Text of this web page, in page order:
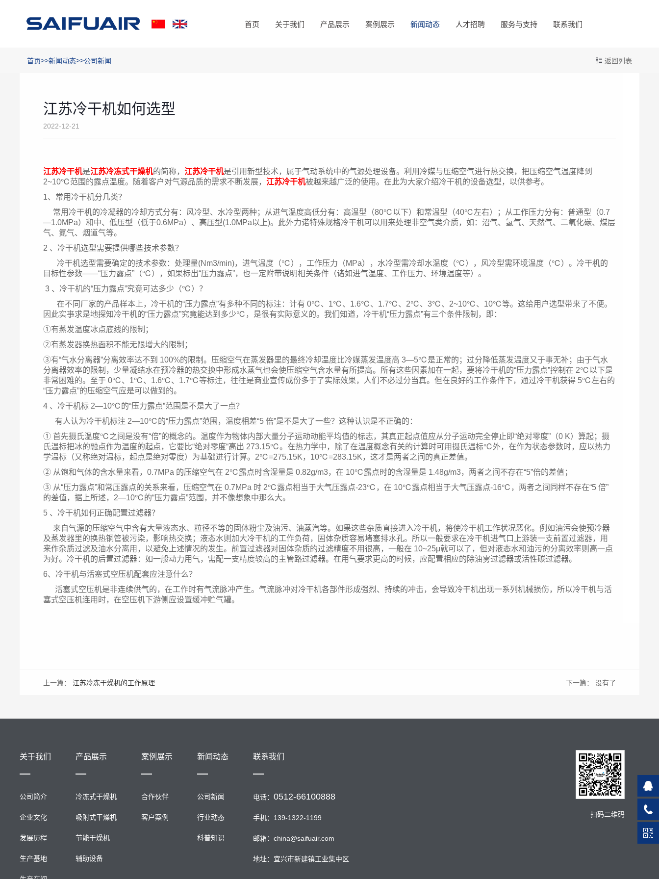
首页 关于我们 产品展示 案例展示 新闻动态 人才招聘 服务与支持 联系我们
首页>>新闻动态>>公司新闻 返回列表
江苏冷干机如何选型
2022-12-21
江苏冷干机是江苏冷冻式干燥机的简称，江苏冷干机是引用新型技术，属于气动系统中的气源处理设备。利用冷媒与压缩空气进行热交换，把压缩空气温度降到
2~10℃范围的露点温度。随着客户对气源品质的需求不断发展，江苏冷干机被越来越广泛的使用。在此为大家介绍冷干机的设备选型，以供参考。
1、常用冷干机分几类？
常用冷干机的冷凝器的冷却方式分有：风冷型、水冷型两种；从进气温度高低分有：高温型（80℃以下）和常温型（40℃左右）；从工作压力分有：普通型（0.7
—1.0MPa）和中、低压型（低于0.6MPa）、高压型(1.0MPa以上)。此外力诺特殊规格冷干机可以用来处理非空气类介质，如：沼气、氢气、天然气、二氧化碳、煤层
气、氮气、烟道气等。
2 、冷干机选型需要提供哪些技术参数？
冷干机选型需要确定的技术参数：处理量(Nm3/min)，进气温度（℃），工作压力（MPa），水冷型需冷却水温度（℃），风冷型需环境温度（℃）。冷干机的
目标性参数——“压力露点”（℃），如果标出“压力露点”，也一定附带说明相关条件（诸如进气温度、工作压力、环境温度等）。
3 、冷干机的“压力露点”究竟可达多少（℃）？
在不同厂家的产品样本上，冷干机的“压力露点”有多种不同的标注：计有 0℃、1℃、1.6℃、1.7℃、2℃、3℃、2~10℃、10℃等。这给用户选型带来了不便。
因此实亊求是地探知冷干机的“压力露点”究竟能达到多少℃，是很有实际意义的。我们知道，冷干机“压力露点”有三个条件限制，即：
①有蒸发温度冰点底线的限制；
②有蒸发器换热面积不能无限增大的限制；
③有“气水分离器”分离效率达不到 100%的限制。压缩空气在蒸发器里的最终冷却温度比冷媒蒸发温度高 3—5℃是正常的；过分降低蒸发温度又于事无补；由于气水
分离器效率的限制，少量凝结水在预冷器的热交换中形成水蒸气也会使压缩空气含水量有所提高。所有这些因素加在一起，要将冷干机的“压力露点”控制在 2℃以下是
非常困难的。至于 0℃、1℃、1.6℃、1.7℃等标注，往往是商业宣传成份多于了实际效果，人们不必过分当真。但在良好的工作条件下，通过冷干机获得 5℃左右的
“压力露点”的压缩空气应是可以做到的。
4 、冷干机标 2—10℃的“压力露点”范围是不是大了一点？
有人认为冷干机标注 2—10℃的“压力露点”范围，温度相差“5 倍”是不是大了一些？这种认识是不正确的：
① 首先摄氏温度℃之间是没有“倍”的概念的。温度作为物体内部大量分子运动动能平均值的标志，其真正起点值应从分子运动完全停止即“绝对零度”（0 K）算起；摄
氏温标把冰的融点作为温度的起点，它要比“绝对零度“高出 273.15℃。在热力学中，除了在温度概念有关的计算时可用摄氏温标℃外，在作为状态参数时，应以热力
学温标（又称绝对温标，起点是绝对零度）为基础进行计算。2℃=275.15K，10℃=283.15K，这才是两者之间的真正差值。
② 从饱和气体的含水量来看，0.7MPa 的压缩空气在 2℃露点时含湿量是 0.82g/m3，在 10℃露点时的含湿量是 1.48g/m3，两者之间不存在“5”倍的差值；
③ 从“压力露点”和常压露点的关系来看，压缩空气在 0.7MPa 时 2℃露点相当于大气压露点-23℃，在 10℃露点相当于大气压露点-16℃，两者之间同样不存在“5 倍”
的差值，据上所述，2—10℃的“压力露点”范围，并不像想象中那么大。
5 、冷干机如何正确配置过滤器？
来自气源的压缩空气中含有大量液态水、粒径不等的固体粉尘及油污、油蒸汽等。如果这些杂质直接进入冷干机，将使冷干机工作状况恶化。例如油污会使预冷器
及蒸发器里的换热铜管被污染，影响热交换；液态水则加大冷干机的工作负荷，固体杂质容易堵塞排水孔。所以一般要求在冷干机进气口上游装一支前置过滤器，用
来作杂质过滤及油水分离用，以避免上述情况的发生。前置过滤器对固体杂质的过滤精度不用很高，一般在 10~25μ就可以了，但对液态水和油污的分离效率则高一点
为好。冷干机的后置过滤器：如一般动力用气，需配一支精度较高的主管路过滤器。在用气要求更高的时候，应配置相应的除油雾过滤器或活性碳过滤器。
6、冷干机与活塞式空压机配套应注意什么？
活塞式空压机是非连续供气的，在工作时有气流脉冲产生。气流脉冲对冷干机各部件形成强烈、持续的冲击，会导致冷干机出现一系列机械损伤，所以冷干机与活
塞式空压机连用时，在空压机下游侧应设置缓冲贮气罐。
上一篇： 江苏冷冻干燥机的工作原理 下一篇： 没有了
关于我们
公司简介
企业文化
发展历程
生产基地
产品展示
冷冻式干燥机
吸附式干燥机
节能干燥机
辅助设备
案例展示
合作伙伴
客户案例
新闻动态
公司新闻
行业动态
科普知识
联系我们
电话：0512-66100888
手机：139-1322-1199
邮箱：china@saifuair.com
地址：宜兴市新建镇工业集中区
扫码二维码